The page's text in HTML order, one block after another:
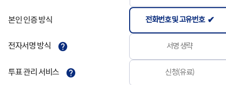
본인 인증 방식 전화번호 및 고유번호
전자서명 방식 서명 생략
투표 관리 서비스 신청(유료)